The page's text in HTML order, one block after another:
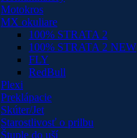
Motokros
MX okuliare
100% STRATA 2
100% STRATA 2 NEW
FLY
RedBull
Plexi
Preklápacie
Skúter/Jet
Starostlivosť o prilbu
Štuple do uší